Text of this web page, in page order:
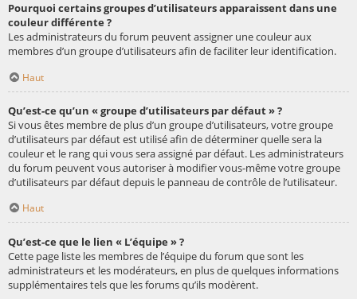
Pourquoi certains groupes d’utilisateurs apparaissent dans une
couleur différente ?
Les administrateurs du forum peuvent assigner une couleur aux
membres d’un groupe d’utilisateurs afin de faciliter leur identification.
Haut
Qu’est-ce qu’un « groupe d’utilisateurs par défaut » ?
Si vous êtes membre de plus d’un groupe d’utilisateurs, votre groupe
d’utilisateurs par défaut est utilisé afin de déterminer quelle sera la
couleur et le rang qui vous sera assigné par défaut. Les administrateurs
du forum peuvent vous autoriser à modifier vous-même votre groupe
d’utilisateurs par défaut depuis le panneau de contrôle de l’utilisateur.
Haut
Qu’est-ce que le lien « L’équipe » ?
Cette page liste les membres de l’équipe du forum que sont les
administrateurs et les modérateurs, en plus de quelques informations
supplémentaires tels que les forums qu’ils modèrent.